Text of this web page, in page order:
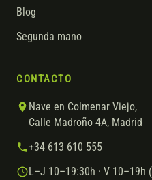
Blog
Segunda mano
CONTACTO
Nave en Colmenar Viejo,
Calle Madroño 4A, Madrid
+34 613 610 555
L–J 10–19:30h · V 10–19h